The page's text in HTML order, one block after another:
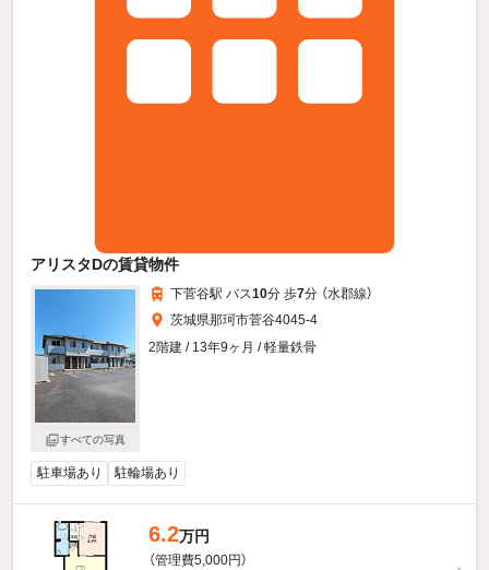
アリスタDの賃貸物件
すべての写真
下菅谷駅 バス10分 歩7分 （水郡線）
茨城県那珂市菅谷4045-4
2階建 / 13年9ヶ月 / 軽量鉄骨
駐車場あり 駐輪場あり
6.2万円
（管理費5,000円）